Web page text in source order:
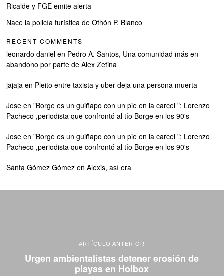
Ricalde y FGE emite alerta
Nace la policía turística de Othón P. Blanco
RECENT COMMENTS
leonardo daniel en Pedro A. Santos, Una comunidad más en
abandono por parte de Alex Zetina
jajaja en Pleito entre taxista y uber deja una persona muerta
Jose en"Borge es un guiñapo con un pie en la carcel ": Lorenzo
Pacheco ,periodista que confrontó al tío Borge en los 90's
Jose en"Borge es un guiñapo con un pie en la carcel ": Lorenzo
Pacheco ,periodista que confrontó al tío Borge en los 90's
Santa Gómez Gómez enAlexis, así era
ARTÍCULO ANTERIOR
Urgen ambientalistas detener erosión de
playas en Holbox